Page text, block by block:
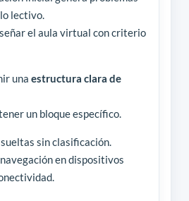
lectivo.
el aula virtual con criterio
una estructura clara de
un bloque específico.
sin clasificación.
en dispositivos